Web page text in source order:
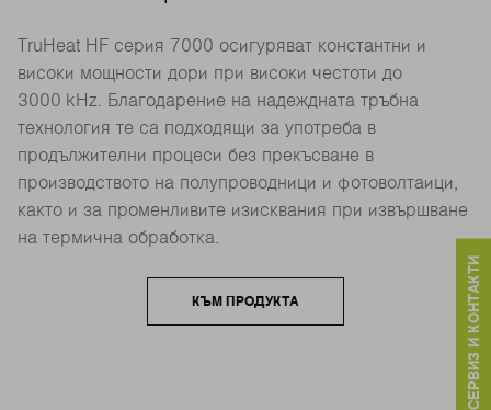
TruHeat HF серия 7000 осигуряват константни и
високи мощности дори при високи честоти до
3000 kHz. Благодарение на надеждната тръбна
технология те са подходящи за употреба в
продължителни процеси без прекъсване в
производството на полупроводници и фотоволтаици,
както и за променливите изисквания при извършване
на термична обработка.
КЪМ ПРОДУКТА СЕРВИЗ И КОНТАКТИ